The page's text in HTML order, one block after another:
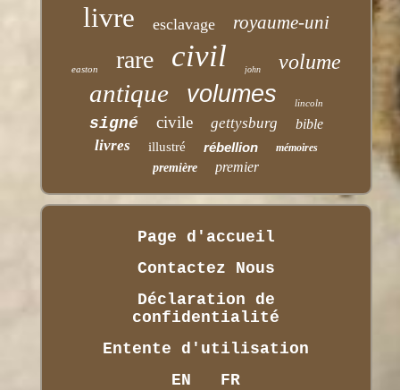
livre esclavage royaume-uni
easton rare civil john volume
antique volumes lincoln
signé civile gettysburg bible
livres illustré rébellion mémoires
première premier
Page d'accueil
Contactez Nous
Déclaration de
confidentialité
Entente d'utilisation
EN
FR